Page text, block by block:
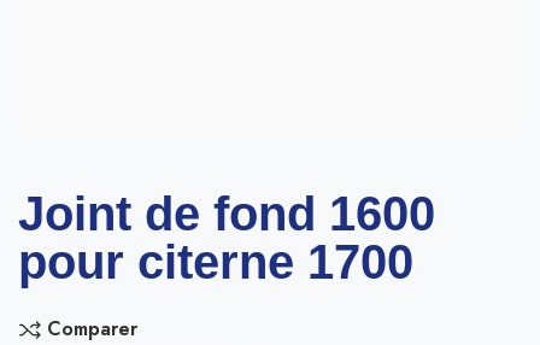
Joint de fond 1600
pour citerne 1700
Comparer